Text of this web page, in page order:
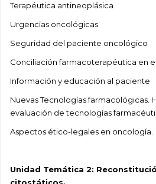
Terapéutica antineoplásica
Urgencias oncológicas
Seguridad del paciente oncológico
Conciliación farmacoterapéutica en
Información y educación al paciente
Nuevas Tecnologías farmacológicas.
evaluación de tecnologías
Aspectos ético-legales en oncología.
Unidad Temática 2: